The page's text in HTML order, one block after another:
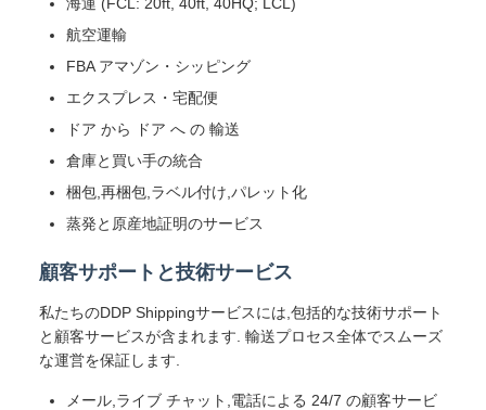
航空運輸
FBA アマゾン・シッピング
エクスプレス・宅配便
ドア から ドア へ の 輸送
倉庫と買い手の統合
梱包,再梱包,ラベル付け,パレット化
蒸発と原産地証明のサービス
顧客サポートと技術サービス
私たちのDDP Shippingサービスには,包括的な技術サポート
と顧客サービスが含まれます. 輸送プロセス全体でスムーズ
な運営を保証します.
メール,ライブ チャット,電話による 24/7 の顧客サービ